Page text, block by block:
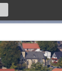
Suchen
nach: